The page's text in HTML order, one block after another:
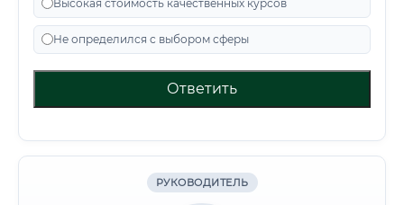
Высокая стоимость качественных курсов
Не определился с выбором сферы
Ответить
РУКОВОДИТЕЛЬ